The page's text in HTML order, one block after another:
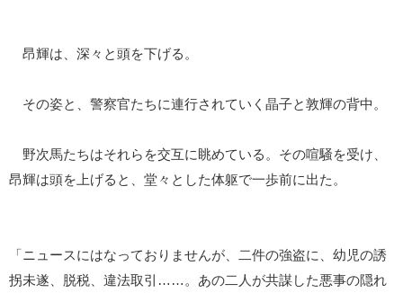
昂輝は、深々と頭を下げる。
その姿と、警察官たちに連行されていく晶子と敦輝の背中。
野次馬たちはそれらを交互に眺めている。その喧騒を受け、
昂輝は頭を上げると、堂々とした体躯で一歩前に出た。
「ニュースにはなっておりませんが、二件の強盗に、幼児の誘
拐未遂、脱税、違法取引……。あの二人が共謀した悪事の隠れ